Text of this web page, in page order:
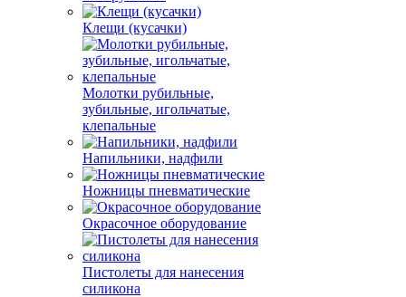
Клещи (кусачки)
Молотки рубильные,
зубильные, игольчатые,
клепальные
Напильники, надфили
Ножницы пневматические
Окрасочное оборудование
Пистолеты для нанесения
силикона